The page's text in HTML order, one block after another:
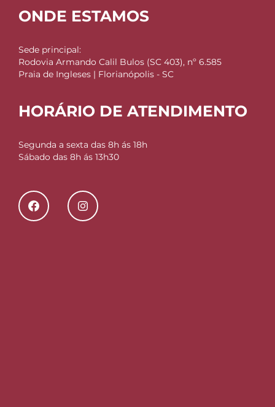
ONDE ESTAMOS
Sede principal:
Rodovia Armando Calil Bulos (SC 403), nº 6.585
Praia de Ingleses | Florianópolis - SC
HORÁRIO DE ATENDIMENTO
Segunda a sexta das 8h ás 18h
Sábado das 8h ás 13h30